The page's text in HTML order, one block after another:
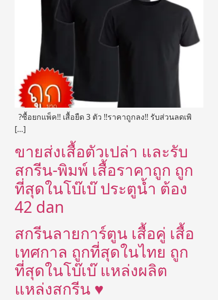
?ซื้อยกแพ็ค!! เสื้อยืด 3 ตัว ‼ราคาถูกลง‼ รับส่วนลดเพิ
[…]
ขายส่งเสื้อตัวเปล่า และรับ
สกรีน-พิมพ์ เสื้อราคาถูก ถูก
ที่สุดในโบ๊เบ๊ ประตูน้ำ ต้อง
42 dan
สกรีนลายการ์ตูน เสื้อคู่ เสื้อ
เทศกาล ถูกที่สุดในไทย ถูก
ที่สุดในโบ๊เบ๊ แหล่งผลิต
แหล่งสกรีน ♥